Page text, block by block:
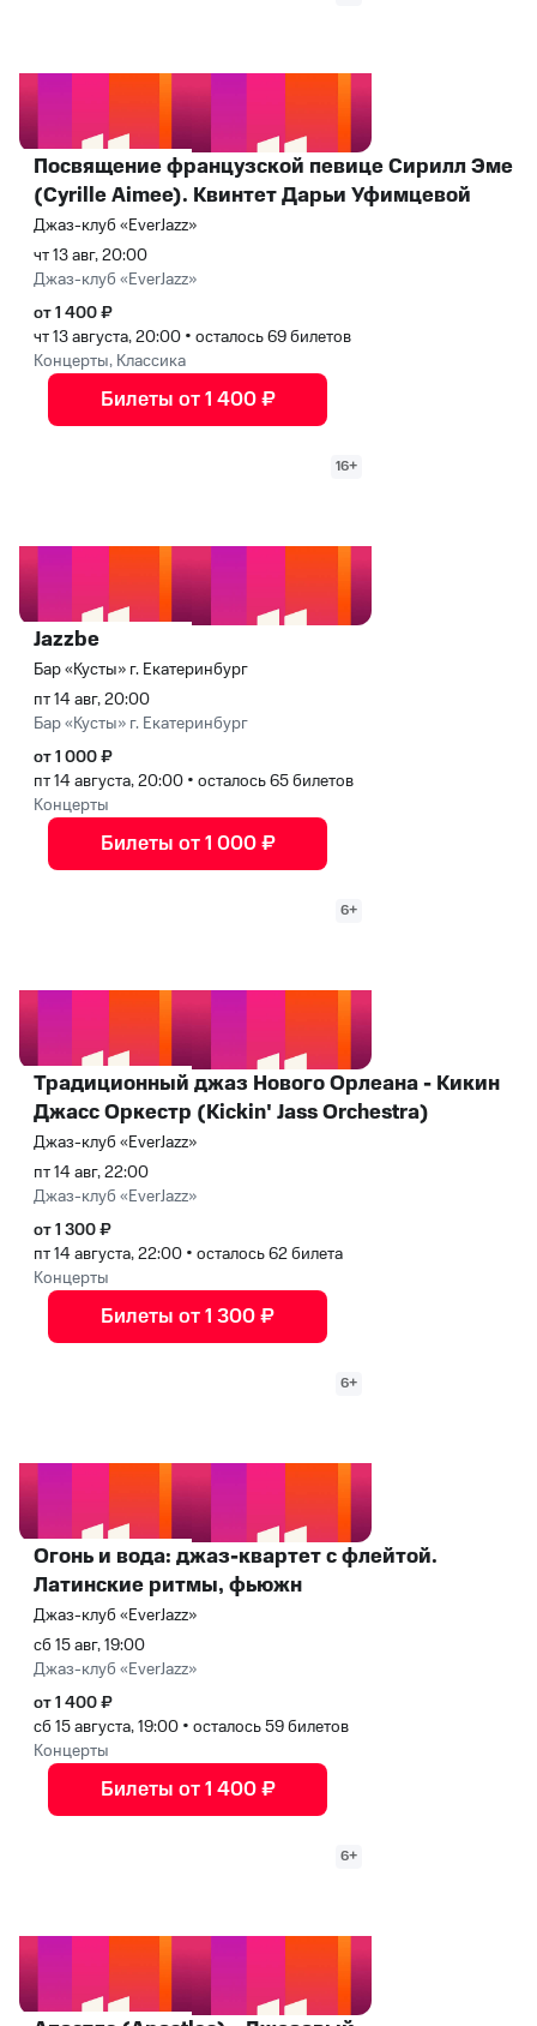
Посвящение французской певице Сирилл Эме
(Cyrille Aimee). Квинтет Дарьи Уфимцевой
Джаз-клуб «EverJazz»
чт 13 авг, 20:00
Джаз-клуб «EverJazz»
от 1 400 ₽
чт 13 августа, 20:00 • осталось 69 билетов
Концерты, Классика
Билеты от 1 400 ₽
16+
Jazzbe
Бар «Кусты» г. Екатеринбург
пт 14 авг, 20:00
Бар «Кусты» г. Екатеринбург
от 1 000 ₽
пт 14 августа, 20:00 • осталось 65 билетов
Концерты
Билеты от 1 000 ₽
6+
Традиционный джаз Нового Орлеана - Кикин
Джасс Оркестр (Kickin' Jass Orchestra)
Джаз-клуб «EverJazz»
пт 14 авг, 22:00
Джаз-клуб «EverJazz»
от 1 300 ₽
пт 14 августа, 22:00 • осталось 62 билета
Концерты
Билеты от 1 300 ₽
6+
Огонь и вода: джаз-квартет с флейтой.
Латинские ритмы, фьюжн
Джаз-клуб «EverJazz»
сб 15 авг, 19:00
Джаз-клуб «EverJazz»
от 1 400 ₽
сб 15 августа, 19:00 • осталось 59 билетов
Концерты
Билеты от 1 400 ₽
6+